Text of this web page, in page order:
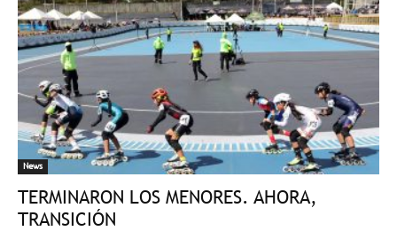
News
TERMINARON LOS MENORES. AHORA,
TRANSICIÓN